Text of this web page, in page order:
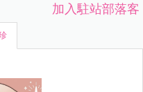
加入駐站部落客